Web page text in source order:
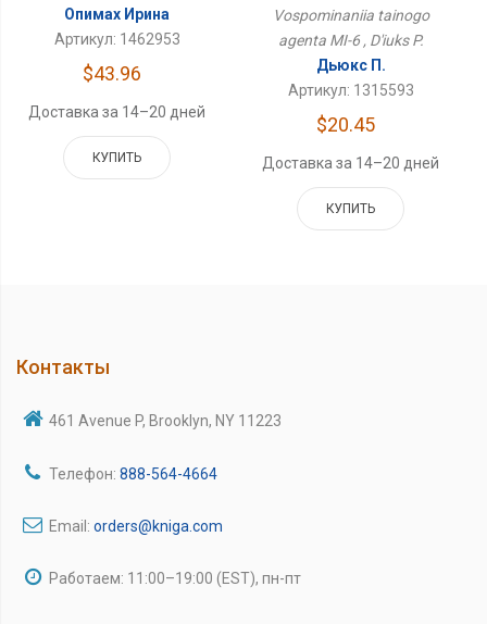
Опимах Ирина
Артикул: 1462953
$43.96
Доставка за 14–20 дней
КУПИТЬ
Vospominaniia tainogo
agenta MI-6 , D'iuks P.
Дьюкс П.
Артикул: 1315593
$20.45
Доставка за 14–20 дней
КУПИТЬ
Контакты
461 Avenue P, Brooklyn, NY 11223
Телефон: 888-564-4664
Email: orders@kniga.com
Работаем: 11:00–19:00 (EST), пн-пт